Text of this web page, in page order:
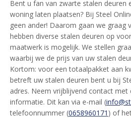
Bent u fan van zwarte stalen deuren
woning laten plaatsen? Bij Steel
geen ander! Daarom gaan we graag
hebben diverse stalen deuren op
maatwerk is mogelijk. We stellen
waarbij we de prijs van uw stalen
Kortom: voor een totaalpakket aan
betreft uw stalen deuren bent u bij
adres. Neem vrijblijvend contact
informatie. Dit kan via e-mail (
telefoonnummer (0658960171 ) of